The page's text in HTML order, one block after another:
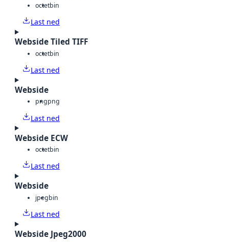
octetbin
Last ned
Webside Tiled TIFF
octetbin
Last ned
Webside
pngpng
Last ned
Webside ECW
octetbin
Last ned
Webside
jpegbin
Last ned
Webside Jpeg2000